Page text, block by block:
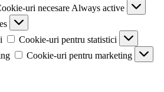
uri necesare Always active
Cookie-uri pentru statistici
Cookie-uri pentru marketing